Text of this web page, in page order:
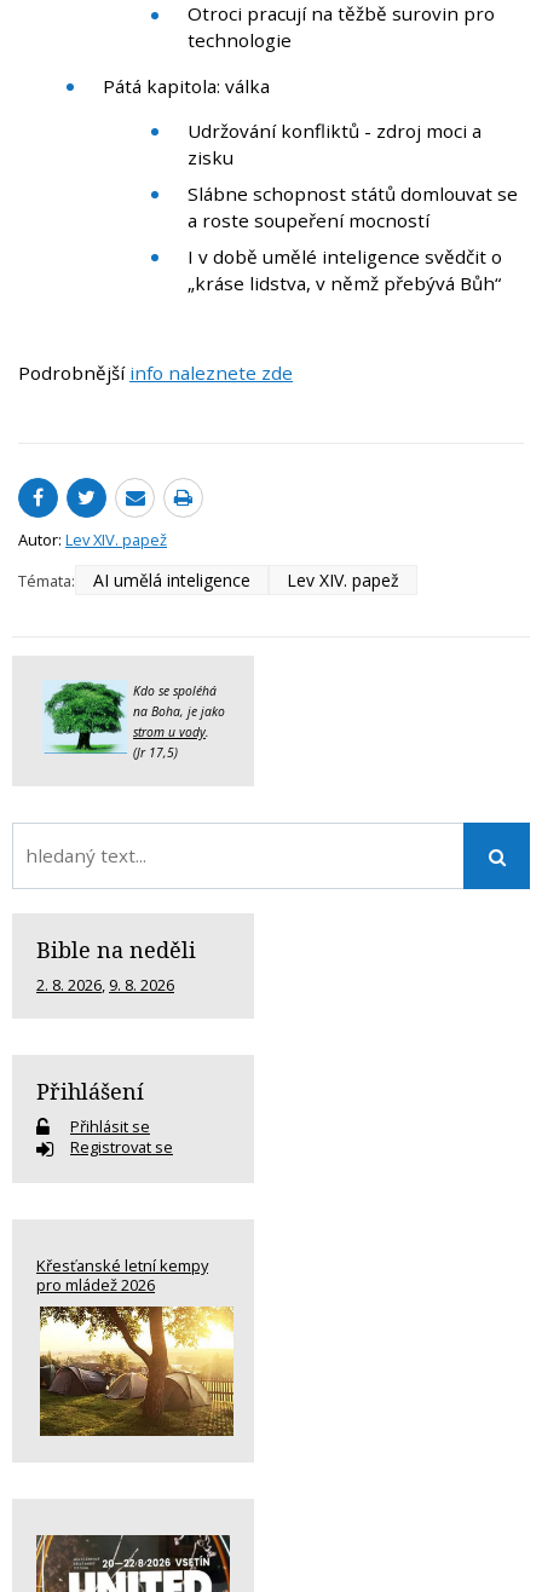
Otroci pracují na těžbě surovin pro
technologie
Pátá kapitola: válka
Udržování konfliktů - zdroj moci a
zisku
Slábne schopnost států domlouvat se
a roste soupeření mocností
I v době umělé inteligence svědčit o
„kráse lidstva, v němž přebývá Bůh“
Podrobnější info naleznete zde
Autor: Lev XIV. papež
Témata:
AI umělá inteligence Lev XIV. papež
Kdo se spoléhá
na Boha, je jako
strom u vody
(Jr 17,5)
Bible na neděli
2. 8. 2026 9. 8. 2026
Přihlášení
Přihlásit se
Registrovat se
Křesťanské letní kempy
pro mládež 2026